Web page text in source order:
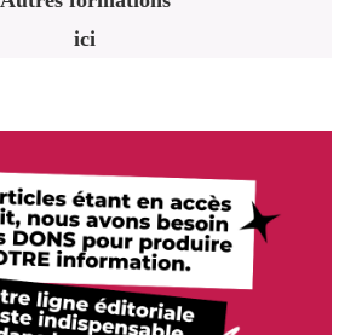
ici